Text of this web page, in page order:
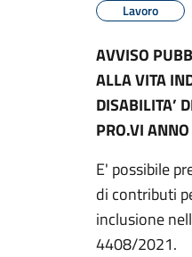
Lavoro
AVVISO
ALLA VITA
DISABILITA’
PRO.VI
E' possibile
di contributi
inclusione
4408/2021.